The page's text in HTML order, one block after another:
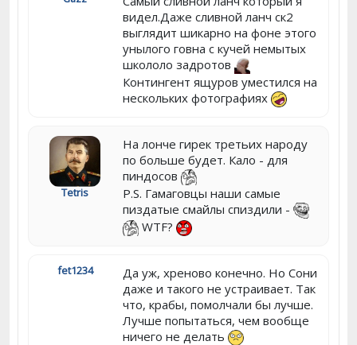
видел.Даже сливной ланч ск2
выглядит шикарно на фоне этого
унылого говна с кучей немытых
школоло задротов
Контингент ящуров уместился на
нескольких фотографиях
Tetris
На лонче гирек третьих народу
по больше будет. Кало - для
пиндосов
P.S. Гамаговцы наши самые
пиздатые смайлы спиздили -
WTF?
fet1234
Да уж, хреново конечно. Но Сони
даже и такого не устраивает. Так
что, крабы, помолчали бы лучше.
Лучше попытаться, чем вообще
ничего не делать